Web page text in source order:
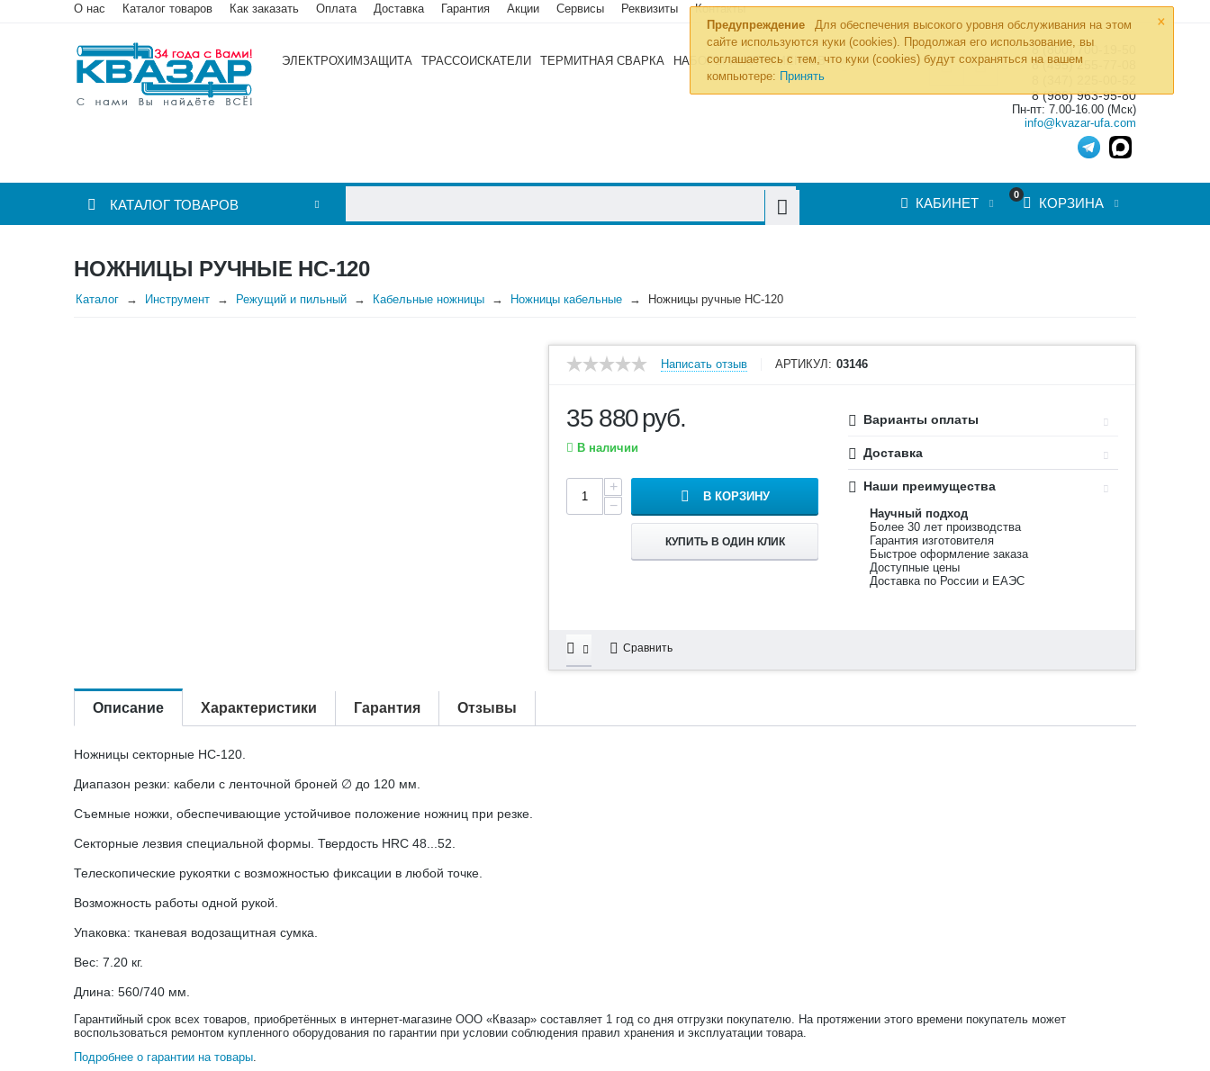
×
Предупреждение
Для обеспечения высокого уровня обслуживания на этом
сайте используются куки (cookies). Продолжая его использование, вы
соглашаетесь с тем, что куки (cookies) будут сохраняться на вашем
компьютере: Принять
О нас Каталог товаров Как заказать Оплата Доставка Гарантия Акции Сервисы Реквизиты Контакты
ЭЛЕКТРОХИМЗАЩИТА ТРАССОИСКАТЕЛИ ТЕРМИТНАЯ СВАРКА НАБОРЫ ИНСТРУМЕНТОВ »
8 (800) 700-19-50
8 (495) 255-77-08
8 (986) 963-95-80
Пн-пт: 7.00-16.00 (Мск)
info@kvazar-ufa.com
КАТАЛОГ ТОВАРОВ
0
КОРЗИНА
КАБИНЕТ
НОЖНИЦЫ РУЧНЫЕ НС-120
Каталог Инструмент Режущий и пильный Кабельные ножницы Ножницы кабельные Ножницы ручные НС-120
Написать отзыв АРТИКУЛ: 03146
35 880руб.
В наличии
+
−
В КОРЗИНУ
КУПИТЬ В ОДИН КЛИК
Варианты оплаты
Доставка
Наши преимущества
Научный подход
Более 30 лет производства
Гарантия изготовителя
Быстрое оформление заказа
Доступные цены
Доставка по России и ЕАЭС
Сравнить
Описание Характеристики Гарантия Отзывы
Ножницы секторные НС-120.
Диапазон резки: кабели с ленточной броней ∅ до 120 мм.
Съемные ножки, обеспечивающие устойчивое положение ножниц при резке.
Секторные лезвия специальной формы. Твердость HRC 48...52.
Телескопические рукоятки с возможностью фиксации в любой точке.
Возможность работы одной рукой.
Упаковка: тканевая водозащитная сумка.
Вес: 7.20 кг.
Длина: 560/740 мм.
Гарантийный срок всех товаров, приобретённых в интернет-магазине ООО «Квазар» составляет 1 год со дня отгрузки покупателю. На протяжении этого времени покупатель может
воспользоваться ремонтом купленного оборудования по гарантии при условии соблюдения правил хранения и эксплуатации товара.
Подробнее о гарантии на товары.